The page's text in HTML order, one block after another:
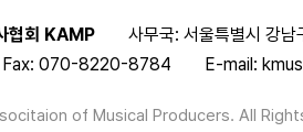
협회 KAMP
사무국: 서울특별시 강
Fax: 070-8220-8784 E-mail:
of Musical Producers. All